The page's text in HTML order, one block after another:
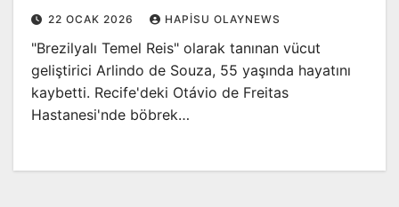
22 OCAK 2026 HAPISU OLAYNEWS
"Brezilyalı Temel Reis" olarak tanınan vücut
geliştirici Arlindo de Souza, 55 yaşında hayatını
kaybetti. Recife'deki Otávio de Freitas
Hastanesi'nde böbrek…